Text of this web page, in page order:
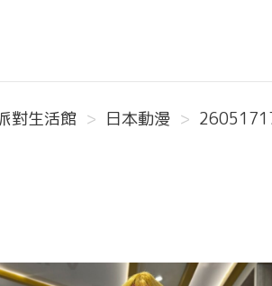
活館
對生活館
日本動漫